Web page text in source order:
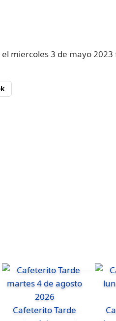
miercoles 3 de mayo 2023
Cafeterito Tarde